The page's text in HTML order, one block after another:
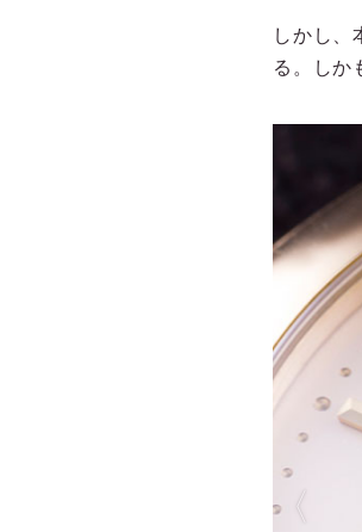
しかし、
る。しか